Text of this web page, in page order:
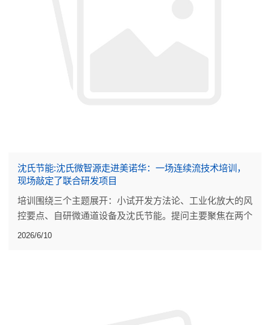
沈氏节能:沈氏微智源走进美诺华：一场连续流技术培训，
现场敲定了联合研发项目
培训围绕三个主题展开：小试开发方法论、工业化放大的风
控要点、自研微通道设备及沈氏节能。提问主要聚焦在两个
点上：小试阶段的工艺开发做到什么程度才算可靠，放大过
2026/6/10